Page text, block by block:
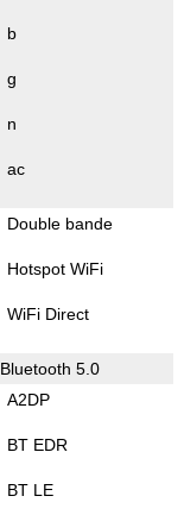
b
g
n
ac
Double bande
Hotspot WiFi
WiFi Direct
Bluetooth 5.0
A2DP
BT EDR
BT LE